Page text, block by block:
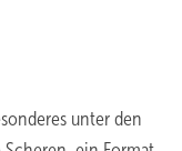
unter den